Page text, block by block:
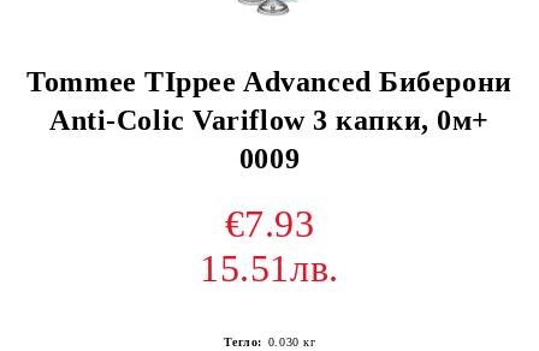
Tommee TIppee Advanced Биберони
Anti-Colic Variflow 3 капки, 0м+
0009
€7.93
15.51лв.
Тегло: 0.030 кг